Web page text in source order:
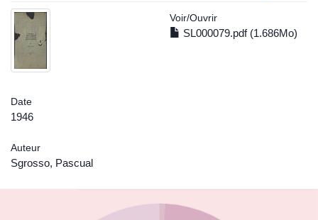
Voir/Ouvrir
SL000079.pdf (1.686Mo)
Date
1946
Auteur
Sgrosso, Pascual